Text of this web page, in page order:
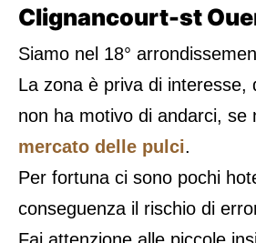
Clignancourt-st
Siamo nel 18°
La zona è priva di interesse,
non ha motivo di andarci, se
mercato delle pulci.
Per fortuna ci sono pochi
conseguenza il rischio di